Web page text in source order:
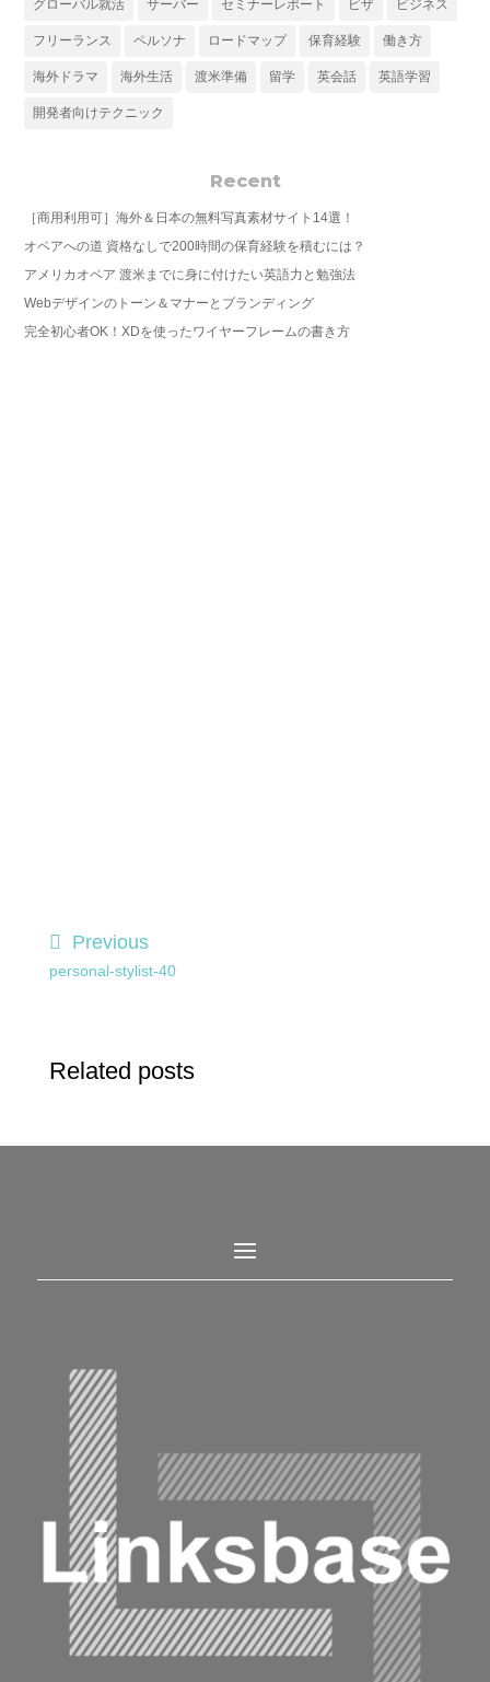
グローバル就活 サーバー セミナーレポート ビザ ビジネス
フリーランス ペルソナ ロードマップ 保育経験 働き方
海外ドラマ 海外生活 渡米準備 留学 英会話 英語学習
開発者向けテクニック
Recent
［商用利用可］海外＆日本の無料写真素材サイト14選！
オペアへの道 資格なしで200時間の保育経験を積むには？
アメリカオペア 渡米までに身に付けたい英語力と勉強法
Webデザインのトーン＆マナーとブランディング
完全初心者OK！XDを使ったワイヤーフレームの書き方
Previous
personal-stylist-40
Related posts